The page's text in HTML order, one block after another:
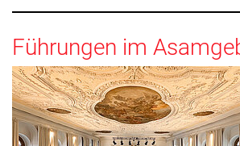
Führungen im